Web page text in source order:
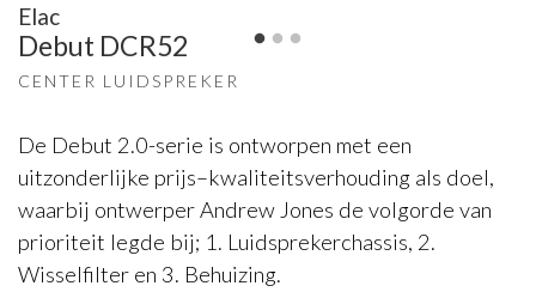
Elac
Debut DCR52
CENTER LUIDSPREKER
De Debut 2.0-serie is ontworpen met een
uitzonderlijke prijs–kwaliteitsverhouding als doel,
waarbij ontwerper Andrew Jones de volgorde van
prioriteit legde bij; 1. Luidsprekerchassis, 2.
Wisselfilter en 3. Behuizing.